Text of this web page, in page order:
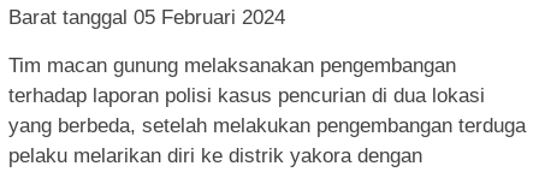
Barat tanggal 05 Februari 2024
Tim macan gunung melaksanakan pengembangan
terhadap laporan polisi kasus pencurian di dua lokasi
yang berbeda, setelah melakukan pengembangan terduga
pelaku melarikan diri ke distrik yakora dengan